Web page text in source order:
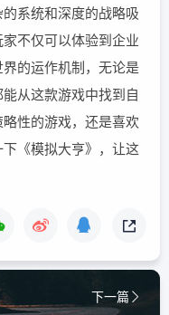
的系统和深度的战略吸
不仅可以体验到企业
的运作机制，无论是
从这款游戏中找到自
性的游戏，还是喜欢
《模拟大亨》，让这
下一篇